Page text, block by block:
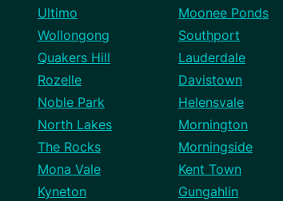
Ultimo Moonee Ponds
Wollongong Southport
Quakers Hill Lauderdale
Rozelle Davistown
Noble Park Helensvale
North Lakes Mornington
The Rocks Morningside
Mona Vale Kent Town
Kyneton Gungahlin